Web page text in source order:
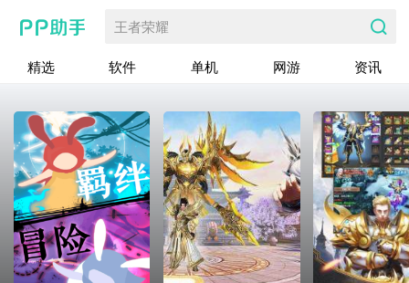
王者荣耀
精选 软件 单机 网游 资讯